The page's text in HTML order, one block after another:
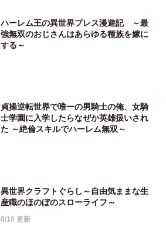
ハーレム王の異世界プレス漫遊記 ～最
強無双のおじさんはあらゆる種族を嫁に
する～
貞操逆転世界で唯一の男騎士の俺、女騎
士学園に入学したらなぜか英雄扱いされ
た ～絶倫スキルでハーレム無双～
異世界クラフトぐらし～自由気ままな生
産職のほのぼのスローライフ～
8/10 更新